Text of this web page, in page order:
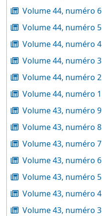
Volume 44, numéro 6
Volume 44, numéro 5
Volume 44, numéro 4
Volume 44, numéro 3
Volume 44, numéro 2
Volume 44, numéro 1
Volume 43, numéro 9
Volume 43, numéro 8
Volume 43, numéro 7
Volume 43, numéro 6
Volume 43, numéro 5
Volume 43, numéro 4
Volume 43, numéro 3